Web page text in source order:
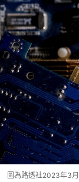
圖為路透社2023年3